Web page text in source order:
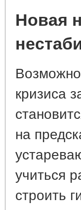
Новая
кризиса
на
учиться
строить